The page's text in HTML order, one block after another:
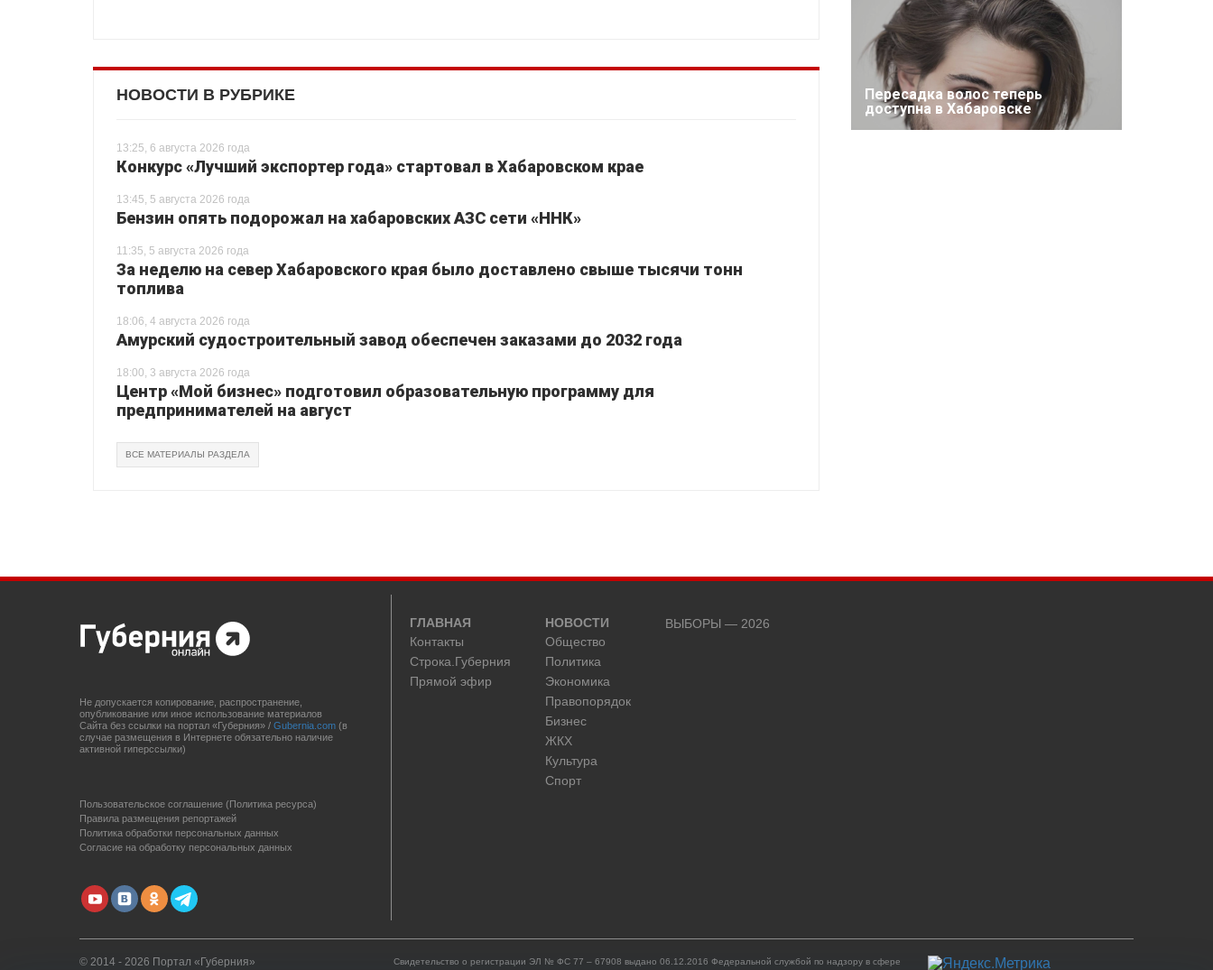
НОВОСТИ В РУБРИКЕ
13:25, 6 августа 2026 года
Конкурс «Лучший экспортер года» стартовал в Хабаровском крае
13:45, 5 августа 2026 года
Бензин опять подорожал на хабаровских АЗС сети «ННК»
11:35, 5 августа 2026 года
За неделю на север Хабаровского края было доставлено свыше тысячи тонн
топлива
18:06, 4 августа 2026 года
Амурский судостроительный завод обеспечен заказами до 2032 года
18:00, 3 августа 2026 года
Центр «Мой бизнес» подготовил образовательную программу для
предпринимателей на август
ВСЕ МАТЕРИАЛЫ РАЗДЕЛА
Пересадка волос теперь
доступна в Хабаровске
Не допускается копирование, распространение,
опубликование или иное использование материалов
Сайта без ссылки на портал «Губерния» / Gubernia.com (в
случае размещения в Интернете обязательно наличие
активной гиперссылки)
Пользовательское соглашение (Политика ресурса)
Правила размещения репортажей
Политика обработки персональных данных
Согласие на обработку персональных данных
ГЛАВНАЯ
Контакты
Строка.Губерния
Прямой эфир
НОВОСТИ
Общество
Политика
Экономика
Правопорядок
Бизнес
ЖКХ
Культура
Спорт
ВЫБОРЫ — 2026
© 2014 - 2026 Портал «Губерния» Свидетельство о регистрации ЭЛ № ФС 77 – 67908 выдано 06.12.2016 Федеральной службой по надзору в сфере